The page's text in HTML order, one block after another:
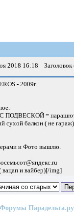
2018 16:18
- 2009г.
= парашют
сухой балкон ( не гараж)
и Фото вышлю.
вацап и вайбер)[/img]
Форумы Парадельта.ру